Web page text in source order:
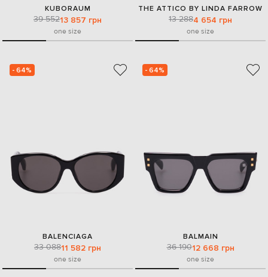
KUBORAUM
39 55213 857 грн
one size
THE ATTICO BY LINDA FARROW
13 2884 654 грн
one size
- 64%
BALENCIAGA
33 08811 582 грн
one size
- 64%
BALMAIN
36 19012 668 грн
one size